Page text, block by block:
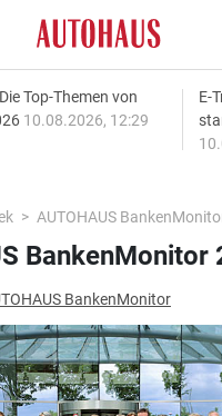
Top-Themen von
10.08.2026, 12:29
E-
AUTOHAUS
BankenMonitor
BankenMonitor